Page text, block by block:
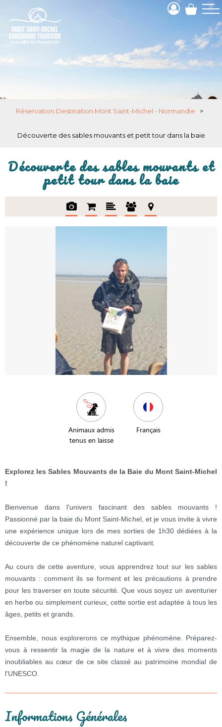
Réservation Destination Mont Saint-Michel - Normandie >
Découverte des sables mouvants et petit tour dans la baie
Découverte des sables mouvants et
petit tour dans la baie
Animaux admis
tenus en laisse
Français
Explorez les Sables Mouvants de la Baie du Mont Saint-Michel
!
Bienvenue dans l'univers fascinant des sables mouvants !
Passionné par la baie du Mont Saint-Michel, et je vous invite à vivre
une expérience unique lors de mes sorties de 1h30 dédiées à la
découverte de ce phénomène naturel captivant.
Au cours de cette aventure, vous apprendrez tout sur les sables
mouvants : comment ils se forment et les précautions à prendre
pour les traverser en toute sécurité. Que vous soyez un aventurier
en herbe ou simplement curieux, cette sortie est adaptée à tous les
âges, petits et grands.
Ensemble, nous explorerons ce mythique phénomène. Préparez-
vous à ressentir la magie de la nature et à vivre des moments
inoubliables au cœur de ce site classé au patrimoine mondial de
l'UNESCO.
Informations Générales